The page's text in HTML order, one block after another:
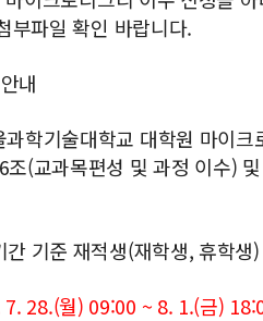
부파일 확인 바랍니다.
내
학기술대학교 대학원 마이크
조(교과목편성 및 과정 이수)
기준 재적생(재학생, 휴학생)
28.(월) 09:00 ~ 8. 1.(금)